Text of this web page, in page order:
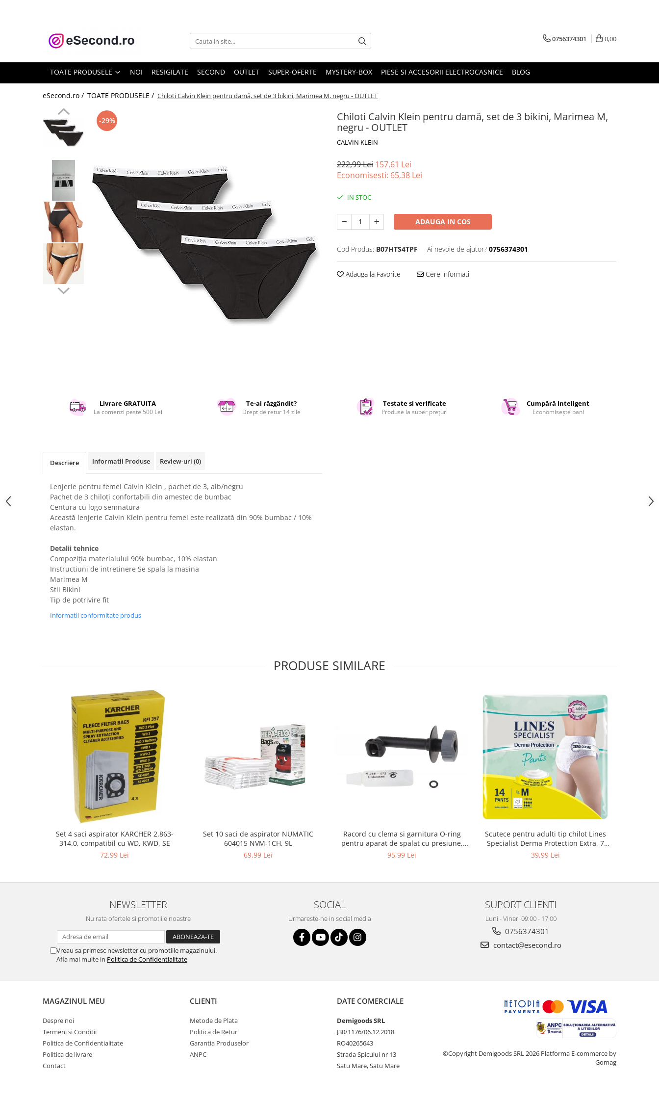
TOATE PRODUSELE
Accesorii Auto
Covorase auto
Echipamente pentru Atelier
Electronice Auto
Intretinere & Cosmetica auto
Casa, Gradina & Bricolaj
Bucatarie & Servire
Curatenie si intretinere
Hobby-uri creative
Iluminat & Electrice
Scule electrice si unelte
Silicon, spume si solutii tehnice
Uscatoare rufe
Utilaje si materiale de constructii
Laptop, Tablete & Telefoane
Accesorii tablete
Laptopuri si Accesorii
Telefoane Mobile & accesorii
Wearable & Gadgeturi
Accesorii si piese masini spalat
rufe si uscatoare
Accesorii si piese masini spalat
Aparate Frigorifice
Aparate Racire Aer
Cutii, curele si accesorii ceasuri
Genti si accesorii barbati
Genti si accesorii femei
Imbracaminte barbati
Imbracaminte si Incaltaminte copii
Incaltaminte barbati
Incaltaminte femei
Gaming, Carti & Birotica
Accesorii aparate de ras electrice
Accesorii aparate hair styling
Articole Sanatate si Wellness
Cosmetice si produse ingrijire
Igiena dentara
Jucarii, Copii & Bebe
0756374301 0,00
TOATE PRODUSELE NOI RESIGILATE SECOND OUTLET SUPER-OFERTE MYSTERY-BOX PIESE SI ACCESORII ELECTROCASNICE BLOG
eSecond.ro / TOATE PRODUSELE / Chiloti Calvin Klein pentru damă, set de 3 bikini, Marimea M, negru - OUTLET
Chiloti Calvin Klein pentru damă, set de 3 bikini, Marimea M,
negru - OUTLET
CALVIN KLEIN
-29%
222,99 Lei 157,61 Lei
Economisesti: 65,38 Lei
IN STOC
ADAUGA IN COS
Cod Produs: B07HTS4TPF Ai nevoie de ajutor? 0756374301
Adauga la Favorite Cere informatii
Livrare GRATUITA
La comenzi peste 500 Lei
Te-ai răzgândit?
Drept de retur 14 zile
Testate si verificate
Produse la super prețuri
Cumpără inteligent
Economisește bani
Descriere Informatii Produse Review-uri (0)
Lenjerie pentru femei Calvin Klein , pachet de 3, alb/negru
Pachet de 3 chiloți confortabili din amestec de bumbac
Centura cu logo semnatura
Această lenjerie Calvin Klein pentru femei este realizată din 90% bumbac / 10%
elastan.
Detalii tehnice
Compoziția materialului 90% bumbac, 10% elastan
Instructiuni de intretinere Se spala la masina
Marimea M
Stil Bikini
Tip de potrivire fit
Informatii conformitate produs
PRODUSE SIMILARE
Set 4 saci aspirator KARCHER 2.863-
314.0, compatibil cu WD, KWD, SE
72,99 Lei
Set 10 saci de aspirator NUMATIC
604015 NVM-1CH, 9L
69,99 Lei
Racord cu clema si garnitura O-ring
pentru aparat de spalat cu presiune,
KARCHER 4.064-047.0, K2, K3, K4
95,99 Lei
Scutece pentru adulti tip chilot Lines
Specialist Derma Protection Extra, 7
picaturi, marimea M, 14 bucati
39,99 Lei
NEWSLETTER
Nu rata ofertele si promotiile noastre
Vreau sa primesc newsletter cu promotiile magazinului.
Afla mai multe in Politica de Confidentialitate
SOCIAL
Urmareste-ne in social media
SUPORT CLIENTI
Luni - Vineri 09:00 - 17:00
0756374301
contact@esecond.ro
MAGAZINUL MEU
Despre noi
Termeni si Conditii
Politica de Confidentialitate
Politica de livrare
Contact
CLIENTI
Metode de Plata
Politica de Retur
Garantia Produselor
ANPC
DATE COMERCIALE
Demigoods SRL
J30/1176/06.12.2018
RO40265643
Strada Spicului nr 13
Satu Mare, Satu Mare
©Copyright Demigoods SRL 2026 Platforma E-commerce by
Gomag